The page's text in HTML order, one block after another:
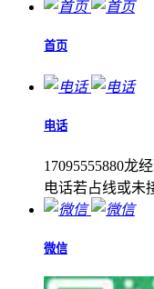
首页
电话
17095555880龙
电话若占线或未
微信